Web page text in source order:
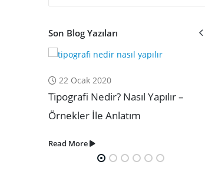
Son Blog Yazıları
13 Ocak 2020
Broşür Örnekleri – En Yaratıcı
Çalışmalar
Read More